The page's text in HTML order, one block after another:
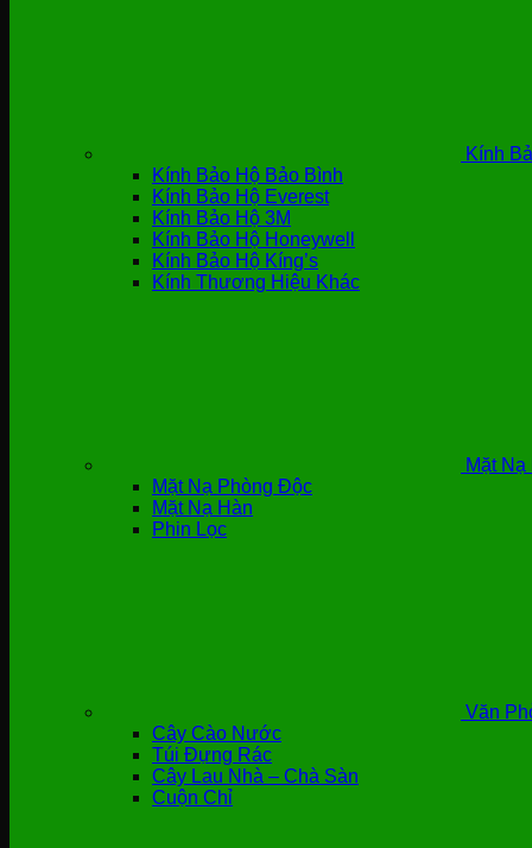
Kính
Kính Bảo Hộ Bảo Bình
Kính Bảo Hộ Everest
Kính Bảo Hộ 3M
Kính Bảo Hộ Honeywell
Kính Bảo Hộ Kíng’s
Kính Thương Hiệu Khác
Mặt
Mặt Nạ Phòng Độc
Mặt Nạ Hàn
Phin Lọc
Văn
Cây Cào Nước
Túi Đựng Rác
Cây Lau Nhà – Chà Sàn
Cuộn Chỉ